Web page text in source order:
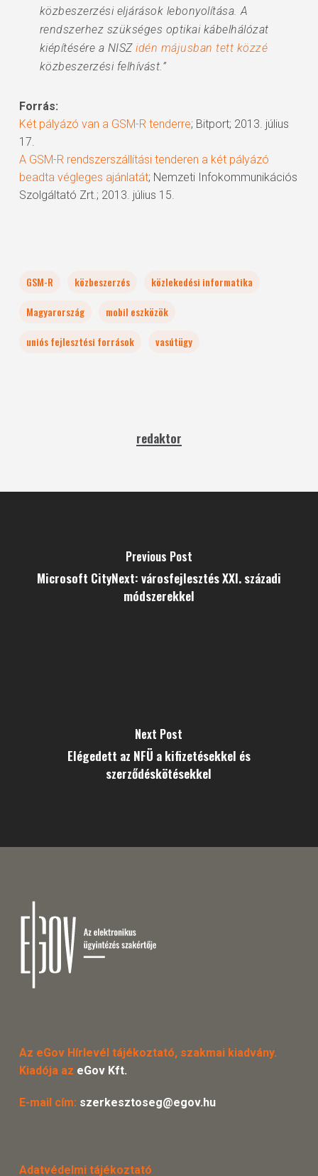
közbeszerzési eljárások lebonyolítása. A
rendszerhez szükséges optikai kábelhálózat
kiépítésére a NISZidén májusban tett közzé
közbeszerzési felhívást.”
Forrás:
Két pályázó van a GSM-R tenderre; Bitport; 2013. július
17.
A GSM-R rendszerszállítási tenderen a két pályázó
beadta végleges ajánlatát; Nemzeti Infokommunikációs
Szolgáltató Zrt.; 2013. július 15.
GSM-R közbeszerzés
közlekedési informatika
Magyarország
mobil eszközök
uniós fejlesztési források
vasútügy
redaktor
Previous Post
Microsoft CityNext: városfejlesztés XXI. századi
módszerekkel
Next Post
Elégedett az NFÜ a kifizetésekkel és
szerződéskötésekkel
Az eGov Hírlevél tájékoztató, szakmai kiadvány.
Kiadója az eGov Kft.
E-mail cím: szerkesztoseg@egov.hu
Adatvédelmi tájékoztató